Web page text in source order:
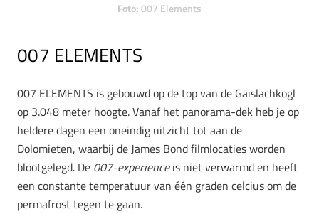
Foto: 007 Elements
007 ELEMENTS
007 ELEMENTS is gebouwd op de top van de Gaislachkogl
op 3.048 meter hoogte. Vanaf het panorama-dek heb je op
heldere dagen een oneindig uitzicht tot aan de
Dolomieten, waarbij de James Bond filmlocaties worden
blootgelegd. De 007-experienceis niet verwarmd en heeft
een constante temperatuur van één graden celcius om de
permafrost tegen te gaan.